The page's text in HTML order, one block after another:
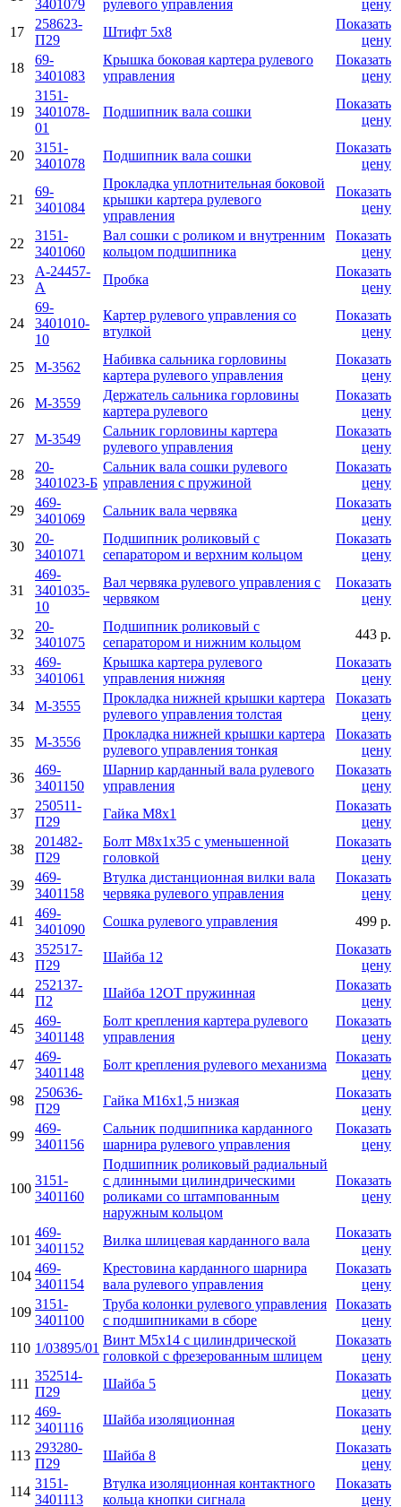
3401079 рулевого управления
цену
17
258623-
П29
Штифт 5х8
Показать
цену
18
69-
3401083
Крышка боковая картера рулевого
управления
Показать
цену
19
3151-
3401078-
01
Подшипник вала сошки
Показать
цену
20
3151-
3401078
Подшипник вала сошки
Показать
цену
21
69-
3401084
Прокладка уплотнительная боковой
крышки картера рулевого
управления
Показать
цену
22
3151-
3401060
Вал сошки с роликом и внутренним
кольцом подшипника
Показать
цену
23
A-24457-
A
Пробка
Показать
цену
24
69-
3401010-
10
Картер рулевого управления со
втулкой
Показать
цену
25 M-3562
Набивка сальника горловины
картера рулевого управления
Показать
цену
26
M-3559
Держатель сальника горловины
картера рулевого
Показать
цену
27
M-3549
Сальник горловины картера
рулевого управления
Показать
цену
28
20-
3401023-Б
Сальник вала сошки рулевого
управления с пружиной
Показать
цену
29
469-
3401069
Сальник вала червяка
Показать
цену
30
20-
3401071
Подшипник роликовый с
сепаратором и верхним кольцом
Показать
цену
31
469-
3401035-
10
Вал червяка рулевого управления с
червяком
Показать
цену
32
20-
3401075
Подшипник роликовый с
сепаратором и нижним кольцом
443 р.
33
469-
3401061
Крышка картера рулевого
управления нижняя
Показать
цену
34
M-3555
Прокладка нижней крышки картера
рулевого управления толстая
Показать
цену
35
M-3556
Прокладка нижней крышки картера
рулевого управления тонкая
Показать
цену
36
469-
3401150
Шарнир карданный вала рулевого
управления
Показать
цену
37
250511-
П29
Гайка М8х1
Показать
цену
38
201482-
П29
Болт М8х1х35 с уменьшенной
головкой
Показать
цену
39
469-
3401158
Втулка дистанционная вилки вала
червяка рулевого управления
Показать
цену
41
469-
3401090
Сошка рулевого управления 499 р.
43
352517-
П29
Шайба 12
Показать
цену
44
252137-
П2
Шайба 12ОТ пружинная
Показать
цену
45
469-
3401148
Болт крепления картера рулевого
управления
Показать
цену
47
469-
3401148
Болт крепления рулевого механизма
Показать
цену
98
250636-
П29
Гайка М16х1,5 низкая
Показать
цену
99
469-
3401156
Сальник подшипника карданного
шарнира рулевого управления
Показать
цену
100
3151-
3401160
Подшипник роликовый радиальный
с длинными цилиндрическими
роликами со штампованным
наружным кольцом
Показать
цену
101
469-
3401152
Вилка шлицевая карданного вала
Показать
цену
104
469-
3401154
Крестовина карданного шарнира
вала рулевого управления
Показать
цену
109
3151-
3401100
Труба колонки рулевого управления
с подшипниками в сборе
Показать
цену
110 1/03895/01
Винт М5х14 с цилиндрической
головкой с фрезерованным шлицем
Показать
цену
111
352514-
П29
Шайба 5
Показать
цену
112
469-
3401116
Шайба изоляционная
Показать
цену
113
293280-
П29
Шайба 8
Показать
цену
114
3151-
3401113
Втулка изоляционная контактного
кольца кнопки сигнала
Показать
цену